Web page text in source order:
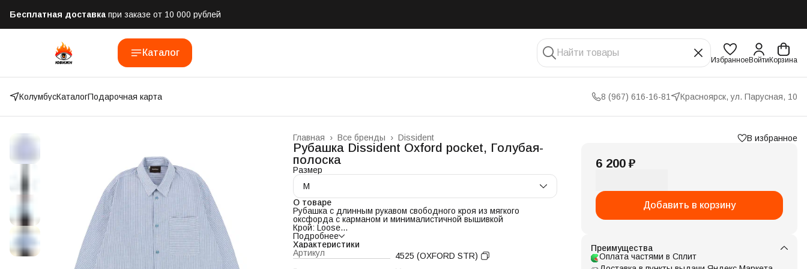
Бесплатная доставка при заказе от 10 000 рублей
Отправим заказ в течении часа после оформления
Каталог
ИзбранноеВойти Корзина
КолумбусКаталогПодарочная карта 8 (967) 616-16-81 Красноярск, ул. Парусная, 10
Dissident
Все бренды ›
Главная ›
Рубашка Dissident Oxford pocket, Голубая-
полоска
Размер
M
О товаре
Рубашка с длинным рукавом свободного кроя из мягкого
оксфорда с карманом и минималистичной вышивкой
Крой: Loose
Состав: 50% Хлопок 50% Полиэстер
Плотность: 150gr. г/м^2
Размер на модели (М): XL
Рост модели (М): 190
Подробнее
Характеристики
Артикул
4525 (OXFORD STR)
В избранное
6 200 ₽
Добавить в корзину
Преимущества
Оплата частями в Сплит